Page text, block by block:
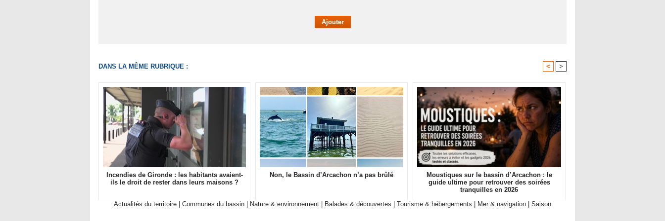
DANS LA MÊME RUBRIQUE : < >
Incendies de Gironde : les habitants avaient-
ils le droit de rester dans leurs maisons ?
Non, le Bassin d’Arcachon n’a pas brûlé
Moustiques sur le bassin d’Arcachon : le
guide ultime pour retrouver des soirées
tranquilles en 2026
Actualités du territoire
Communes du bassin Nature & environnement Balades & découvertes Tourisme & hébergements Mer & navigation Saison